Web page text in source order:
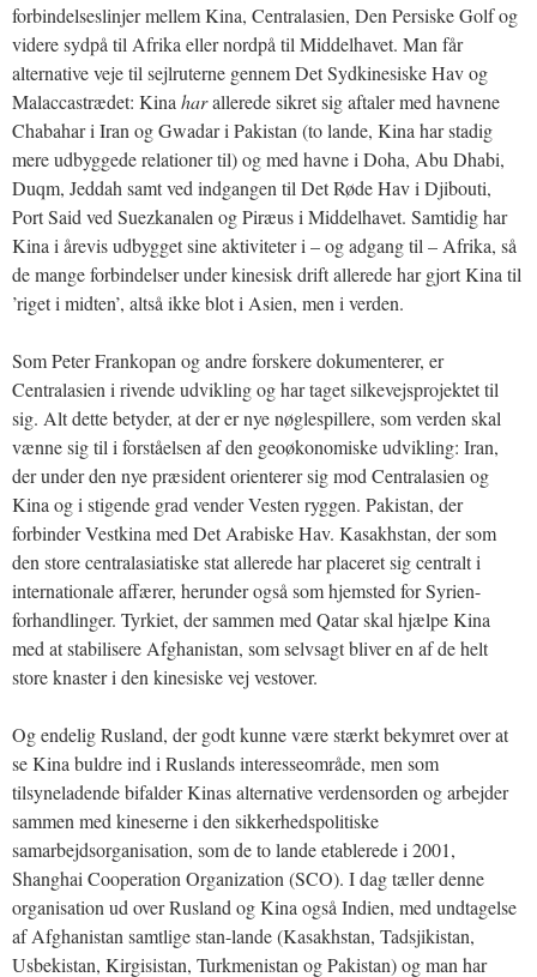
forbindelseslinjer mellem Kina, Centralasien, Den Persiske Golf og
videre sydpå til Afrika eller nordpå til Middelhavet. Man får
alternative veje til sejlruterne gennem Det Sydkinesiske Hav og
Malaccastrædet: Kina harallerede sikret sig aftaler med havnene
Chabahar i Iran og Gwadar i Pakistan (to lande, Kina har stadig
mere udbyggede relationer til) og med havne i Doha, Abu Dhabi,
Duqm, Jeddah samt ved indgangen til Det Røde Hav i Djibouti,
Port Said ved Suezkanalen og Piræus i Middelhavet. Samtidig har
Kina i årevis udbygget sine aktiviteter i – og adgang til – Afrika, så
de mange forbindelser under kinesisk drift allerede har gjort Kina til
’riget i midten’, altså ikke blot i Asien, men i verden.
Som Peter Frankopan og andre forskere dokumenterer, er
Centralasien i rivende udvikling og har taget silkevejsprojektet til
sig. Alt dette betyder, at der er nye nøglespillere, som verden skal
vænne sig til i forståelsen af den geoøkonomiske udvikling: Iran,
der under den nye præsident orienterer sig mod Centralasien og
Kina og i stigende grad vender Vesten ryggen. Pakistan, der
forbinder Vestkina med Det Arabiske Hav. Kasakhstan, der som
den store centralasiatiske stat allerede har placeret sig centralt i
internationale affærer, herunder også som hjemsted for Syrien-
forhandlinger. Tyrkiet, der sammen med Qatar skal hjælpe Kina
med at stabilisere Afghanistan, som selvsagt bliver en af de helt
store knaster i den kinesiske vej vestover.
Og endelig Rusland, der godt kunne være stærkt bekymret over at
se Kina buldre ind i Ruslands interesseområde, men som
tilsyneladende bifalder Kinas alternative verdensorden og arbejder
sammen med kineserne i den sikkerhedspolitiske
samarbejdsorganisation, som de to lande etablerede i 2001,
Shanghai Cooperation Organization (SCO). I dag tæller denne
organisation ud over Rusland og Kina også Indien, med undtagelse
af Afghanistan samtlige stan-lande (Kasakhstan, Tadsjikistan,
Usbekistan, Kirgisistan, Turkmenistan og Pakistan) og man har